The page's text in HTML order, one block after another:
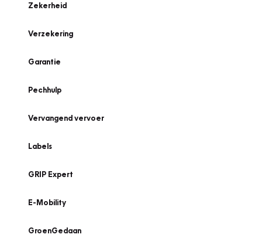
Zekerheid
Verzekering
Garantie
Pechhulp
Vervangend vervoer
Labels
GRIP Expert
E-Mobility
GroenGedaan